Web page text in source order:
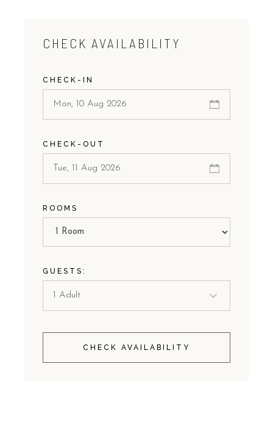
CHECK AVAILABILITY
CHECK-IN
CHECK-OUT
ROOMS
GUESTS:
CHECK AVAILABILITY